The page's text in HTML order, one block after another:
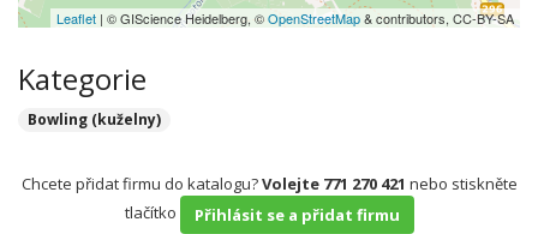
Leaflet | © GIScience Heidelberg, ©OpenStreetMap& contributors, CC-BY-SA
Kategorie
Bowling (kuželny)
Chcete přidat firmu do katalogu?Volejte 771 270 421 nebo stiskněte
tlačítko
Přihlásit se a přidat firmu